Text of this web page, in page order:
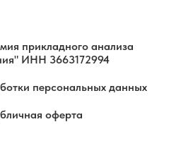
прикладного анализа
ИНН 3663172994
персональных данных
оферта